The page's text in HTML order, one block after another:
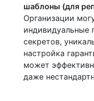
шаблоны (для
Организации
индивидуальные
секретов,
настройка
может
даже